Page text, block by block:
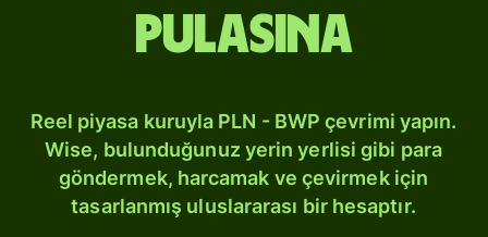
pulasına
Reel piyasa kuruyla PLN - BWP çevrimi yapın.
Wise, bulunduğunuz yerin yerlisi gibi para
göndermek, harcamak ve çevirmek için
tasarlanmış uluslararası bir hesaptır.